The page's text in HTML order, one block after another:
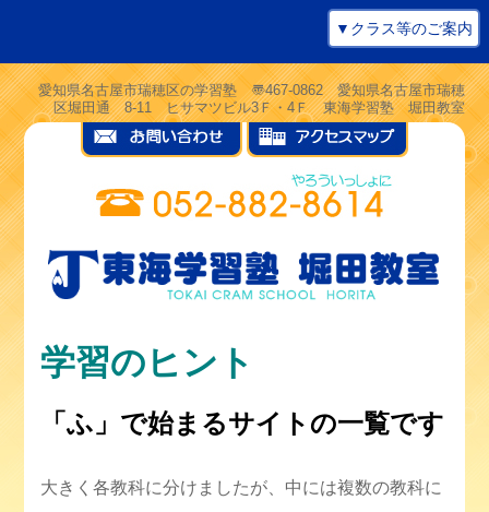
▼クラス等のご案内
愛知県名古屋市瑞穂区の学習塾 〠467-0862 愛知県名古屋市瑞穂
区堀田通 8-11 ヒサマツビル3Ｆ・4Ｆ 東海学習塾 堀田教室
学習のヒント
「ふ」で始まるサイトの一覧です
大きく各教科に分けましたが、中には複数の教科に